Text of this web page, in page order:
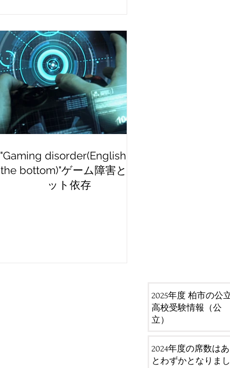
"Gaming disorder(English at
the bottom)"ゲーム障害とネ
ット依存
2025年度 柏市の公
高校受験情報（公
立）
2024年度の席数はあ
とわずかとなりまし